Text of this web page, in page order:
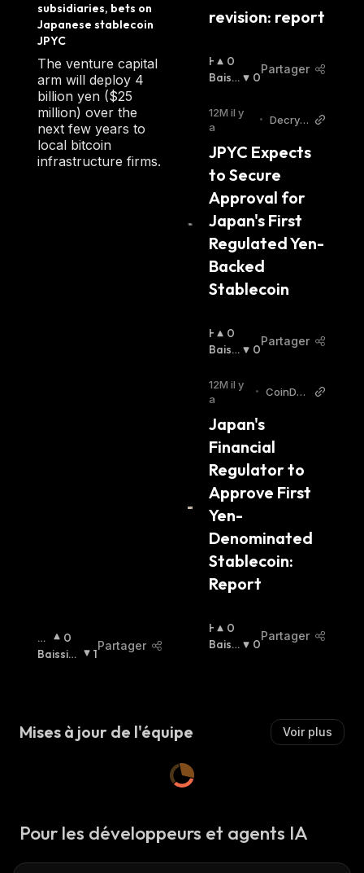
subsidiaries, bets on
Japanese stablecoin
JPYC
The venture capital
arm will deploy 4
billion yen ($25
million) over the
next few years to
local bitcoin
infrastructure firms.
H
A
0
Baissier
1
Partager
revision: report
H
A
S
S
E
R
0
Baissi
0
Partager
12M il y
a
• Decryp
JPYC Expects
to Secure
Approval for
Japan's First
Regulated Yen-
Backed
Stablecoin
H
A
S
S
E
R
:
0
Baissi
0
Partager
12M il y
a
•
CoinDe
Japan's
Financial
Regulator to
Approve First
Yen-
Denominated
Stablecoin:
Report
H
A
0
Baissi
0
Partager
Mises à jour de l'équipe Voir plus
Pour les développeurs et agents IA